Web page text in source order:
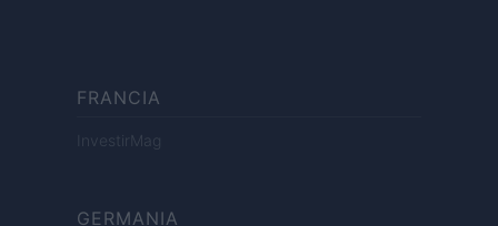
FRANCIA
InvestirMag
GERMANIA